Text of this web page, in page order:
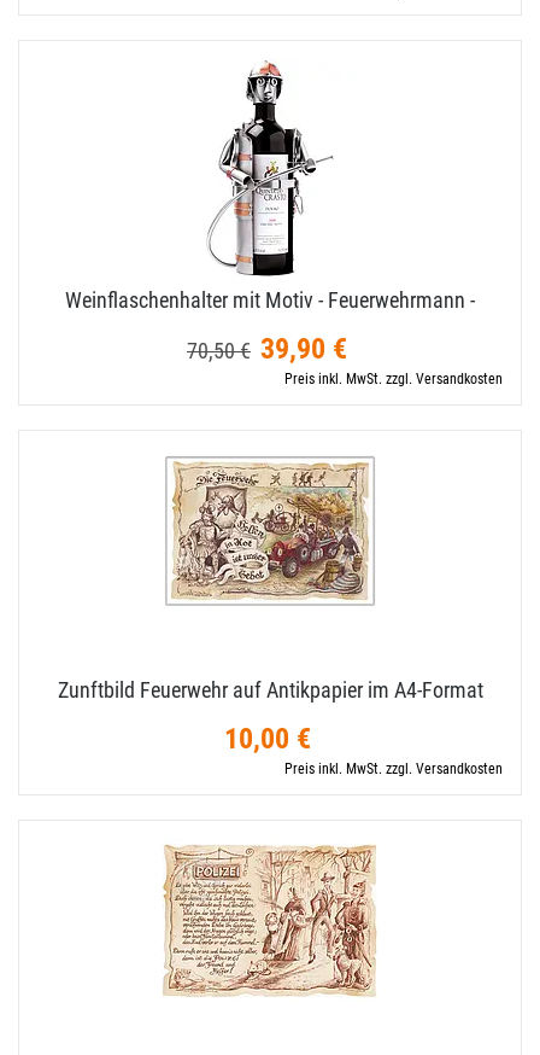
Weinflaschenhalter mit Motiv - Feuerwehrmann -
70,50 € 39,90 €
Preis inkl. MwSt. zzgl. Versandkosten
Zunftbild Feuerwehr auf Antikpapier im A4-​Format
10,00 €
Preis inkl. MwSt. zzgl. Versandkosten